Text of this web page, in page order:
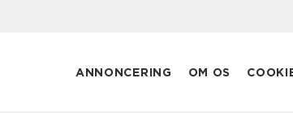
ANNONCERING OM OS